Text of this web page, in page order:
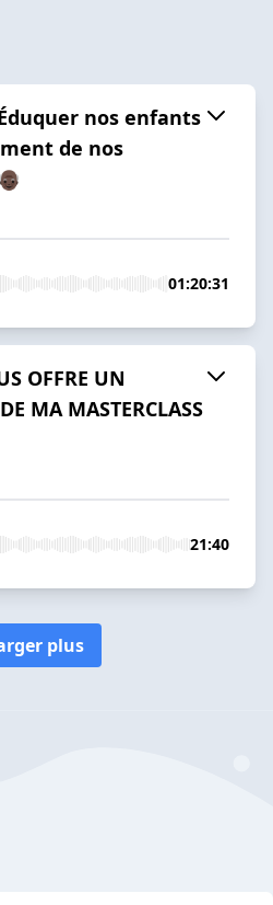
Éduquer nos enfants
de nos
01:20:31
OFFRE UN
MA MASTERCLASS
21:40
plus